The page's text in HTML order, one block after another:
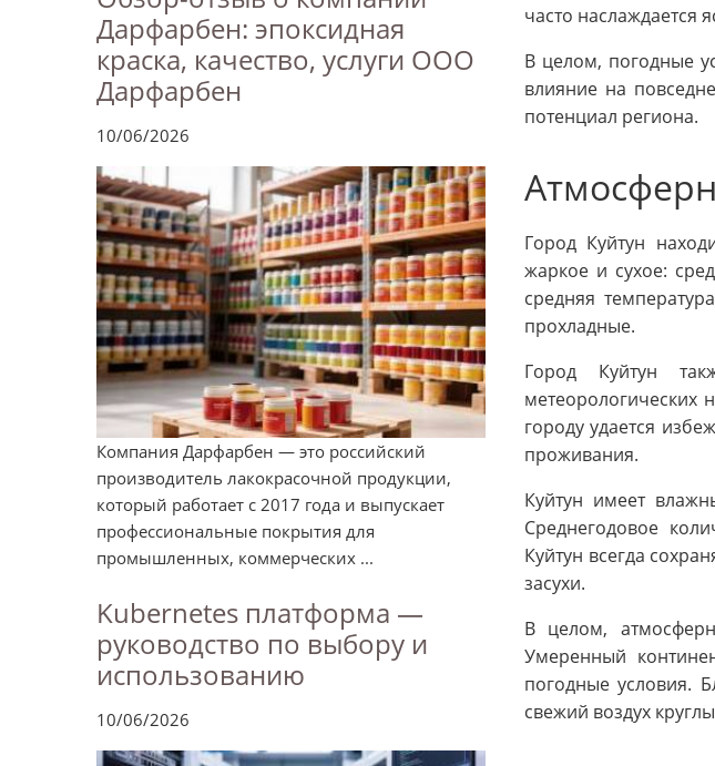
Дарфарбен: эпоксидная
краска, качество, услуги ООО
Дарфарбен
10/06/2026
Компания Дарфарбен — это российский
производитель лакокрасочной продукции,
который работает с 2017 года и выпускает
профессиональные покрытия для
промышленных, коммерческих ...
Kubernetes платформа —
руководство по выбору и
использованию
10/06/2026
часто наслаждается
В целом, погодные
влияние на
потенциал региона.
Город Куйтун
жаркое и сухое:
средняя
прохладные.
Город Куйтун
метеорологических
городу удается
проживания.
Куйтун имеет
Среднегодовое
Куйтун всегда
засухи.
В целом,
Умеренный
погодные условия.
свежий воздух